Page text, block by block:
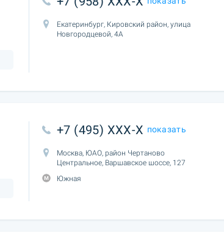
Екатеринбург, Кировский район, улица
Новгородцевой, 4А
+7 (495) XXX-X показать
Москва, ЮАО, район Чертаново
Центральное, Варшавское шоссе, 127
Южная